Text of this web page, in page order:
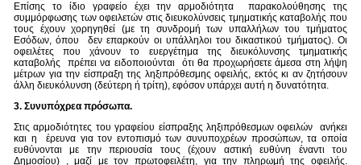
Επίσης το ίδιο γραφείο έχει την αρμοδιότητα παρακολούθησης της
συμμόρφωσης των οφειλετών στις διευκολύνσεις τμηματικής καταβολής που
τους έχουν χορηγηθεί (με τη συνδρομή των υπαλλήλων του τμήματος
Εσόδων, όπου δεν επαρκούν οι υπάλληλοι του δικαστικού τμήματος). Οι
οφειλέτες που χάνουν το ευεργέτημα της διευκόλυνσης τμηματικής
καταβολής πρέπει να ειδοποιούνται ότι θα προχωρήσετε άμεσα στη λήψη
μέτρων για την είσπραξη της ληξιπρόθεσμης οφειλής, εκτός κι αν ζητήσουν
άλλη διευκόλυνση (δεύτερη ή τρίτη), εφόσον υπάρχει αυτή η δυνατότητα.
3. Συνυπόχρεα πρόσωπα.
Στις αρμοδιότητες του γραφείου είσπραξης ληξιπρόθεσμων οφειλών ανήκει
και η έρευνα για τον εντοπισμό των συνυποχρέων προσώπων, τα οποία
ευθύνονται με την περιουσία τους (έχουν αστική ευθύνη έναντι του
Δημοσίου) , μαζί με τον πρωτοφειλέτη, για την πληρωμή της οφειλής.